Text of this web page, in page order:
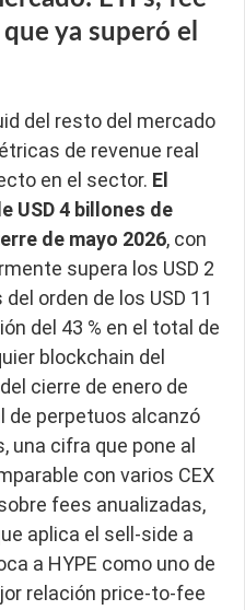
ya superó el
del resto del mercado
de revenue real
en el sector. El
USD 4 billones de
de mayo 2026, con
supera los USD 2
orden de los USD 11
del 43 % en el total de
blockchain del
cierre de enero de
de perpetuos alcanzó
una cifra que pone al
con varios CEX
fees anualizadas,
aplica el sell-side a
a HYPE como uno de
relación price-to-fee